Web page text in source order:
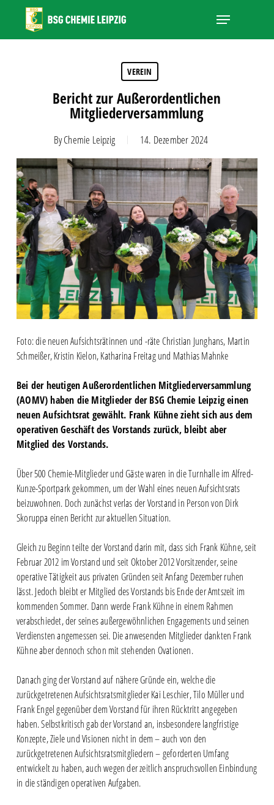
main
Menu
VEREIN
Bericht zur Außerordentlichen
Mitgliederversammlung
ByChemie Leipzig 14. Dezember 2024
Foto: die neuen Aufsichtsrätinnen und -räte Christian Junghans, Martin
Schmeißer, Kristin Kielon, Katharina Freitag und Mathias Mahnke
Bei der heutigen Außerordentlichen Mitgliederversammlung
(AOMV) haben die Mitglieder der BSG Chemie Leipzig einen
neuen Aufsichtsrat gewählt. Frank Kühne zieht sich aus dem
operativen Geschäft des Vorstands zurück, bleibt aber
Mitglied des Vorstands.
Über 500 Chemie-Mitglieder und Gäste waren in die Turnhalle im Alfred-
Kunze-Sportpark gekommen, um der Wahl eines neuen Aufsichtsrats
beizuwohnen. Doch zunächst verlas der Vorstand in Person von Dirk
Skoruppa einen Bericht zur aktuellen Situation.
Gleich zu Beginn teilte der Vorstand darin mit, dass sich Frank Kühne, seit
Februar 2012 im Vorstand und seit Oktober 2012 Vorsitzender, seine
operative Tätigkeit aus privaten Gründen seit Anfang Dezember ruhen
lässt. Jedoch bleibt er Mitglied des Vorstands bis Ende der Amtszeit im
kommenden Sommer. Dann werde Frank Kühne in einem Rahmen
verabschiedet, der seines außergewöhnlichen Engagements und seinen
Verdiensten angemessen sei. Die anwesenden Mitglieder dankten Frank
Kühne aber dennoch schon mit stehenden Ovationen.
Danach ging der Vorstand auf nähere Gründe ein, welche die
zurückgetretenen Aufsichtsratsmitglieder Kai Leschier, Tilo Müller und
Frank Engel gegenüber dem Vorstand für ihren Rücktritt angegeben
haben. Selbstkritisch gab der Vorstand an, insbesondere langfristige
Konzepte, Ziele und Visionen nicht in dem – auch von den
zurückgetretenen Aufsichtsratsmitgliedern – geforderten Umfang
entwickelt zu haben, auch wegen der zeitlich anspruchsvollen Einbindung
in die ständigen operativen Aufgaben.
Close